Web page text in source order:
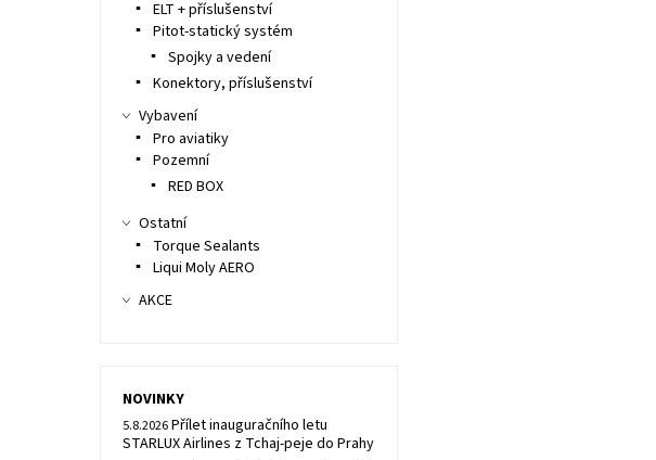
ELT + příslušenství
Pitot-statický systém
Spojky a vedení
Konektory, příslušenství
Vybavení
Pro aviatiky
Pozemní
RED BOX
Ostatní
Torque Sealants
Liqui Moly AERO
AKCE
NOVINKY
5.8.2026Přílet inauguračního letu
STARLUX Airlines z Tchaj-peje do Prahy